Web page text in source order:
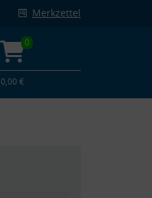
Merkzettel
0
0,00 €